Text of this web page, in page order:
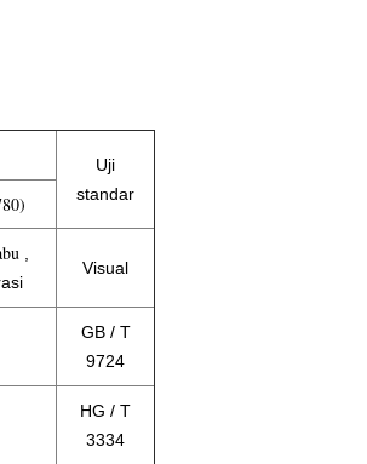
Uji
standar
Visual
GB / T
9724
HG / T
3334